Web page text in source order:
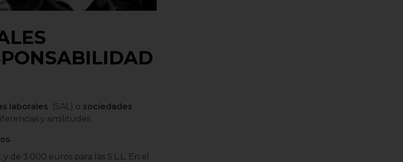
laborales (SAL) o sociedades
y similitudes.
.
de 3.000 euros para las S.L.L. En el